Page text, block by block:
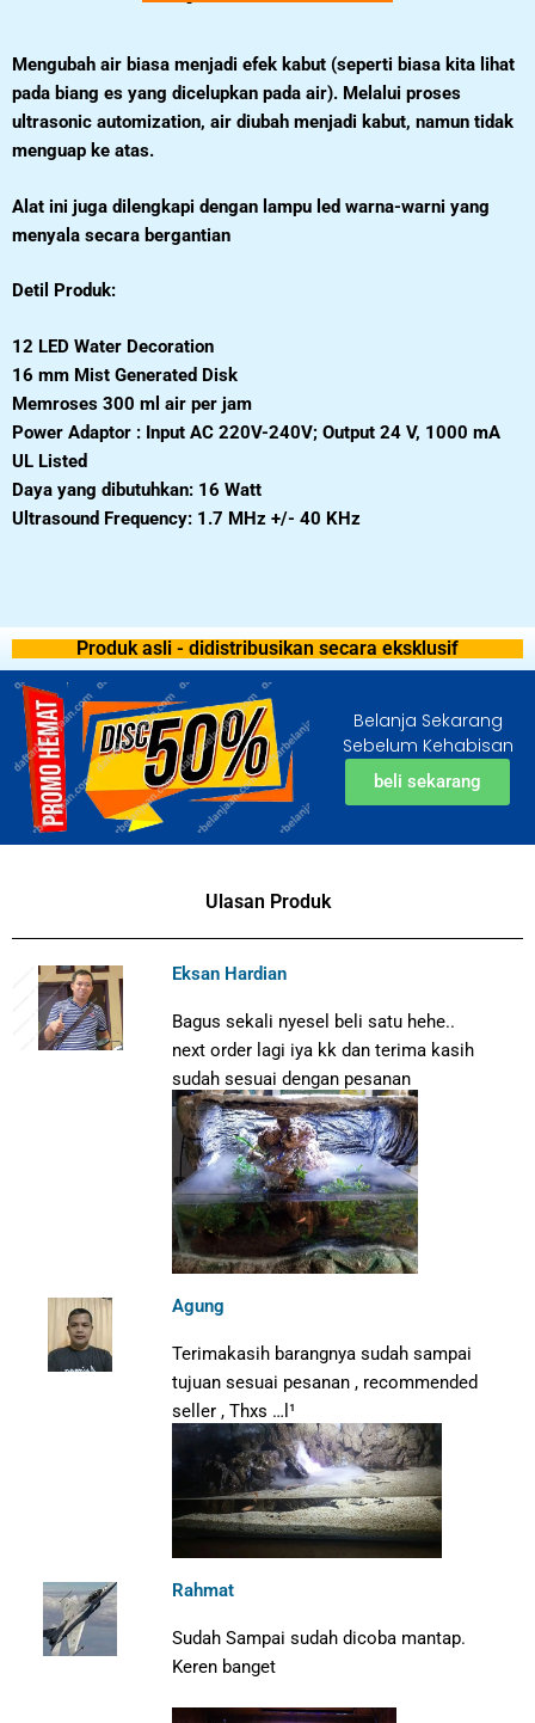
Mengubah air biasa menjadi efek kabut (seperti biasa kita lihat
pada biang es yang dicelupkan pada air). Melalui proses
ultrasonic automization, air diubah menjadi kabut, namun tidak
menguap ke atas.
Alat ini juga dilengkapi dengan lampu led warna-warni yang
menyala secara bergantian
Detil Produk:
12 LED Water Decoration
16 mm Mist Generated Disk
Memroses 300 ml air per jam
Power Adaptor : Input AC 220V-240V; Output 24 V, 1000 mA
UL Listed
Daya yang dibutuhkan: 16 Watt
Ultrasound Frequency: 1.7 MHz +/- 40 KHz
Produk asli - didistribusikan secara eksklusif
Belanja Sekarang
Sebelum Kehabisan
beli sekarang
Ulasan Produk
Eksan Hardian
Bagus sekali nyesel beli satu hehe..
next order lagi iya kk dan terima kasih
sudah sesuai dengan pesanan
Agung
Terimakasih barangnya sudah sampai
tujuan sesuai pesanan , recommended
seller , Thxs …l¹
Rahmat
Sudah Sampai sudah dicoba mantap.
Keren banget